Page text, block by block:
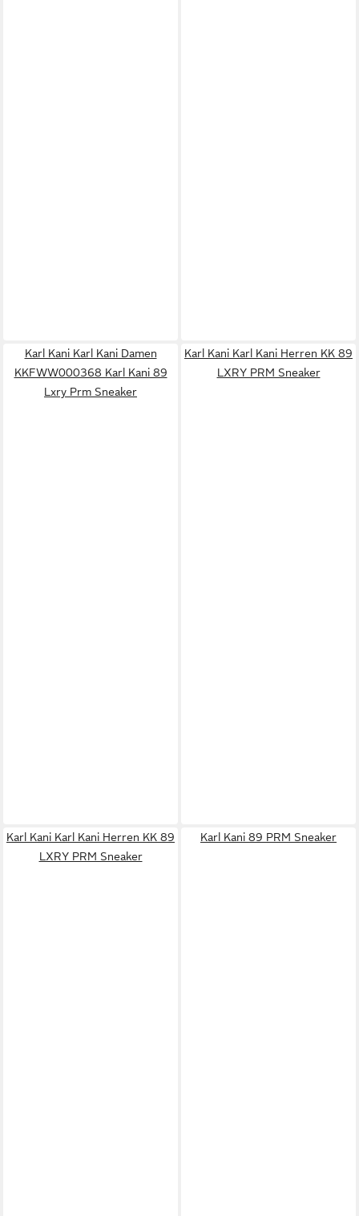
Karl Kani Karl Kani Damen
KKFWW000368 Karl Kani 89
Lxry Prm Sneaker
Karl Kani Karl Kani Herren KK 89
LXRY PRM Sneaker
Karl Kani Karl Kani Herren KK 89
LXRY PRM Sneaker
Karl Kani 89 PRM Sneaker